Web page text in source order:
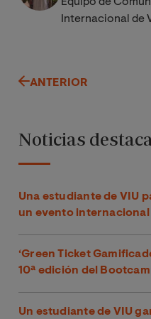
Internacional de
ANTERIOR
Noticias
Una estudiante de VIU
un evento internacional
‘Green Ticket
10ª edición del
Un estudiante de VIU